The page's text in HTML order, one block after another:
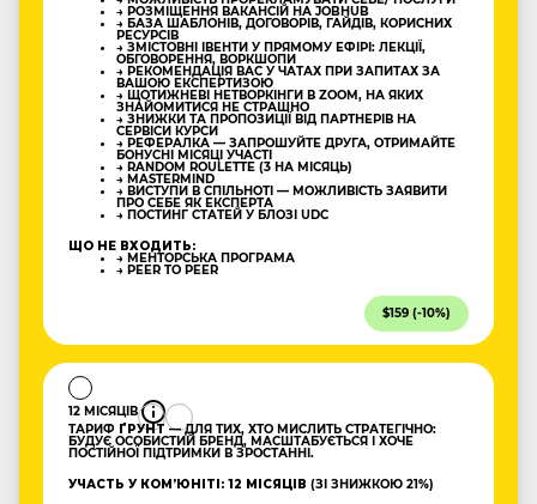
→ РОЗМІЩЕННЯ ВАКАНСІЙ НА JOBHUB
→ БАЗА ШАБЛОНІВ, ДОГОВОРІВ, ГАЙДІВ, КОРИСНИХ
РЕСУРСІВ
→ ЗМІСТОВНІ ІВЕНТИ У ПРЯМОМУ ЕФІРІ: ЛЕКЦІЇ,
ОБГОВОРЕННЯ, ВОРКШОПИ
→ РЕКОМЕНДАЦІЯ ВАС У ЧАТАХ ПРИ ЗАПИТАХ ЗА
ВАШОЮ ЕКСПЕРТИЗОЮ
→ ЩОТИЖНЕВІ НЕТВОРКІНГИ В ZOOM, НА ЯКИХ
ЗНАЙОМИТИСЯ НЕ СТРАШНО
→ ЗНИЖКИ ТА ПРОПОЗИЦІЇ ВІД ПАРТНЕРІВ НА
СЕРВІСИ КУРСИ
→ РЕФЕРАЛКА — ЗАПРОШУЙТЕ ДРУГА, ОТРИМАЙТЕ
БОНУСНІ МІСЯЦІ УЧАСТІ
→ RANDOM ROULETTE (3 НА МІСЯЦЬ)
→ MASTERMIND
→ ВИСТУПИ В СПІЛЬНОТІ — МОЖЛИВІСТЬ ЗАЯВИТИ
ПРО СЕБЕ ЯК ЕКСПЕРТА
→ ПОСТИНГ СТАТЕЙ У БЛОЗІ UDC
ЩО НЕ ВХОДИТЬ:
→ МЕНТОРСЬКА ПРОГРАМА
→ PEER TO PEER
$159 (-10%)
12 МІСЯЦІВ
ТАРИФ ҐРУНТ — ДЛЯ ТИХ, ХТО МИСЛИТЬ СТРАТЕГІЧНО:
БУДУЄ ОСОБИСТИЙ БРЕНД, МАСШТАБУЄТЬСЯ І ХОЧЕ
ПОСТІЙНОЇ ПІДТРИМКИ В ЗРОСТАННІ.
УЧАСТЬ У КОМʼЮНІТІ: 12 МІСЯЦІВ (ЗІ ЗНИЖКОЮ 21%)